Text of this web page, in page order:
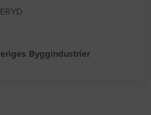
Byggindustrier